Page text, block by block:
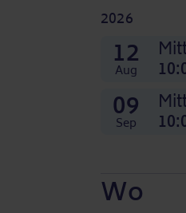
2026
12
Aug
09
Sep
07
Okt
14
Okt
21
Okt
28
Okt
04
Nov
11
Nov
18
Nov
25
Nov
Wo